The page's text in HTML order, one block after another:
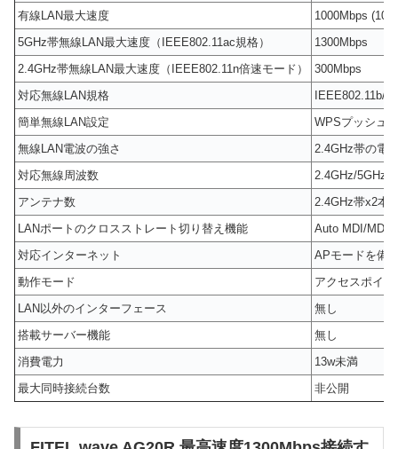
有線LAN最大速度
1000Mbps
5GHz帯無線LAN最大速度（IEEE802.11ac規格）
1300Mbps
2.4GHz帯無線LAN最大速度（IEEE802.11n倍速モード）
300Mbps
対応無線LAN規格
IEEE802.11b/
簡単無線LAN設定
WPSプッシュ
無線LAN電波の強さ
2.4GHz帯の電
対応無線周波数
2.4GHz/5GHz
アンテナ数
2.4GHz帯x2本
LANポートのクロスストレート切り替え機能
Auto MDI/MDI-
対応インターネット
APモードを備
動作モード
アクセスポイ
LAN以外のインターフェース
無し
搭載サーバー機能
無し
消費電力
13w未満
最大同時接続台数
非公開